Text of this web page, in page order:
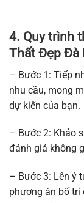
4. Quy trình
Thất Đẹp Đà
– Bước 1: Tiếp
nhu cầu, mong
dự kiến của bạn.
– Bước 2: Khảo
đánh giá không
– Bước 3: Lên ý
phương án bố trí